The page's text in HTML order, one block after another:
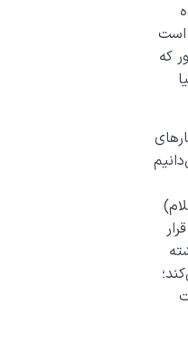
است
که